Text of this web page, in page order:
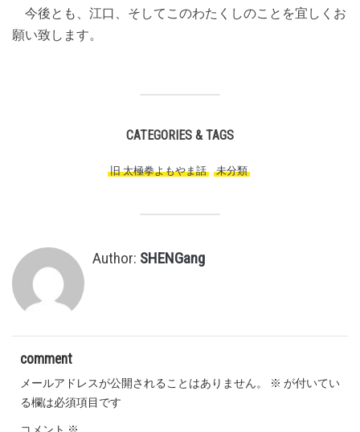
今後とも、江口、そしてこのわたくしのことを宜しくお
願い致します。
CATEGORIES & TAGS
旧 太極拳よもやま話 未分類
Author: SHENGang
comment
メールアドレスが公開されることはありません。 ※ が付いてい
る欄は必須項目です
コメント ※